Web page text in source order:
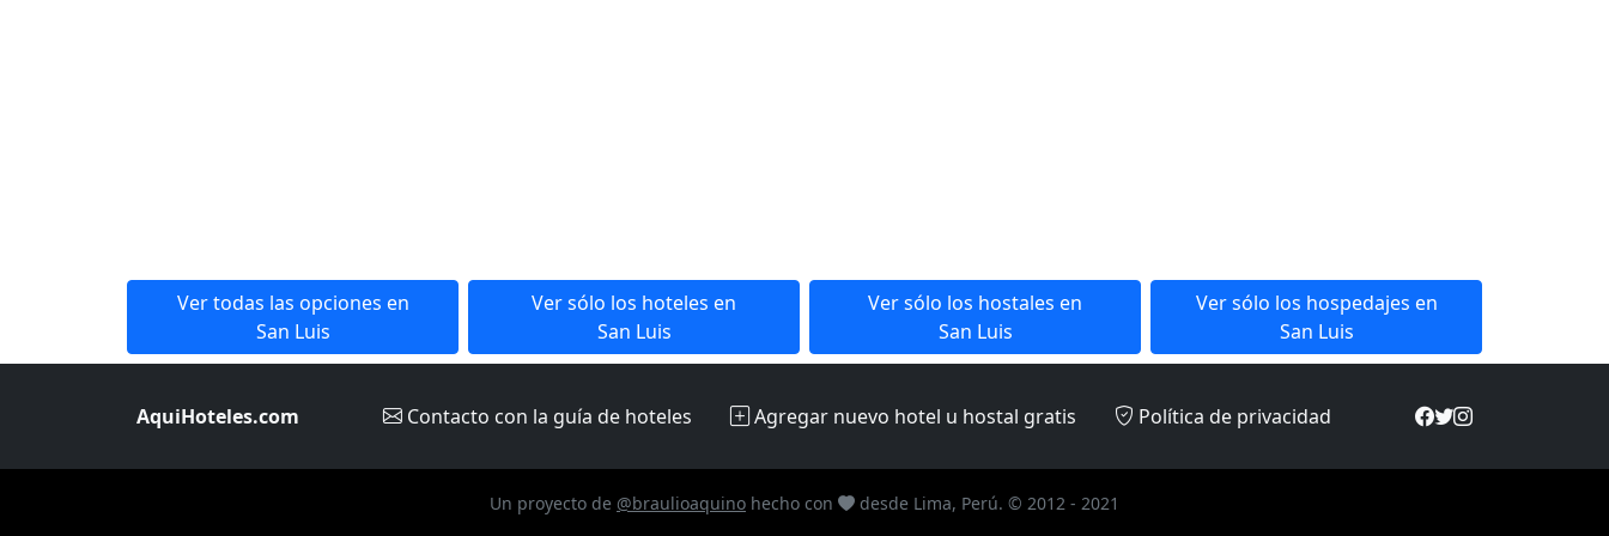
Ver todas las opciones en
San Luis
Ver sólo los hoteles en
San Luis
Ver sólo los hostales en
San Luis
Ver sólo los hospedajes en
San Luis
AquiHoteles.com Contacto con la guía de hoteles Agregar nuevo hotel u hostal gratis Política de privacidad
Un proyecto de @braulioaquino hecho con desde Lima, Perú. © 2012 - 2021